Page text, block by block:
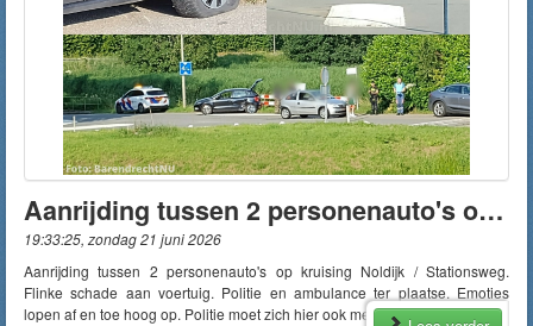
Aanrijding tussen 2 personenauto's op kruising Noldijk / Stationsweg
19:33:25, zondag 21 juni 2026
Aanrijding tussen 2 personenauto's op kruising Noldijk / Stationsweg.
Flinke schade aan voertuig. Politie en ambulance ter plaatse. Emoties
lopen af en toe hoog op. Politie moet zich hier ook mee bemoeien.